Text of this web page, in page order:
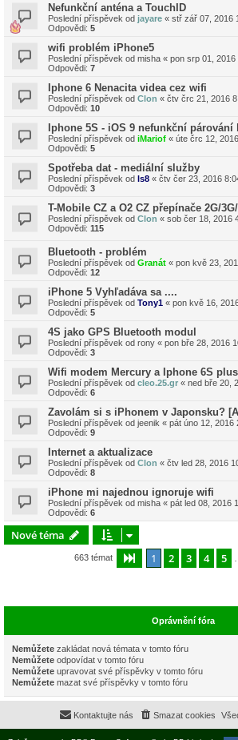
Nefunkční anténa a TouchID
Poslední příspěvek od jayare « stř zář 07, 2016
Odpovědi: 5
wifi problém iPhone5
Poslední příspěvek od misha « pon srp 01, 2016
Odpovědi: 7
Iphone 6 Nenacita videa cez wifi
Poslední příspěvek od Clon « čtv črc 21, 2016
Odpovědi: 10
Iphone 5S - iOS 9 nefunkční párování
Poslední příspěvek od iMariof « úte črc 12,
Odpovědi: 5
Spotřeba dat - mediální služby
Poslední příspěvek od ls8 « čtv čer 23, 2016
Odpovědi: 3
T-Mobile CZ a O2 CZ přepínače 2G/
Poslední příspěvek od Clon « sob čer 18, 2016
Odpovědi: 115
Bluetooth - problém
Poslední příspěvek od Granát « pon kvě 23,
Odpovědi: 12
iPhone 5 Vyhľadáva sa ....
Poslední příspěvek od Tony1 « pon kvě 16,
Odpovědi: 5
4S jako GPS Bluetooth modul
Poslední příspěvek od rony « pon bře 28, 2016
Odpovědi: 3
Wifi modem Mercury a Iphone 6S plus
Poslední příspěvek od cleo.25.gr « ned bře 20,
Odpovědi: 6
Zavolám si s iPhonem v Japonsku?
Poslední příspěvek od jeenik « pát úno 12, 2016
Odpovědi: 9
Internet a aktualizace
Poslední příspěvek od Clon « čtv led 28, 2016
Odpovědi: 8
iPhone mi najednou ignoruje wifi
Poslední příspěvek od misha « pát led 08, 2016
Odpovědi: 6
Nové téma
663 témat Stránka z 17
1 2 3 4 5
Oprávnění fóra
Nemůžete zakládat nová témata v tomto fóru
Nemůžete odpovídat v tomto fóru
Nemůžete upravovat své příspěvky v tomto fóru
Nemůžete mazat své příspěvky v tomto fóru
Smazat cookies
Kontaktujte nás